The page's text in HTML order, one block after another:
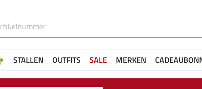
STALLEN OUTFITS SALE MERKEN